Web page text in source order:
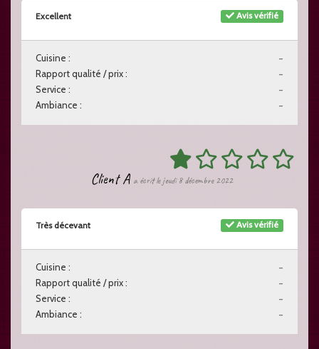
Avis vérifié
Excellent
-
Cuisine :
-
Rapport qualité / prix :
-
Service :
-
Ambiance :
Client A a écrit le jeudi 8 décembre 2022
Avis vérifié
Très décevant
-
Cuisine :
-
Rapport qualité / prix :
-
Service :
-
Ambiance :